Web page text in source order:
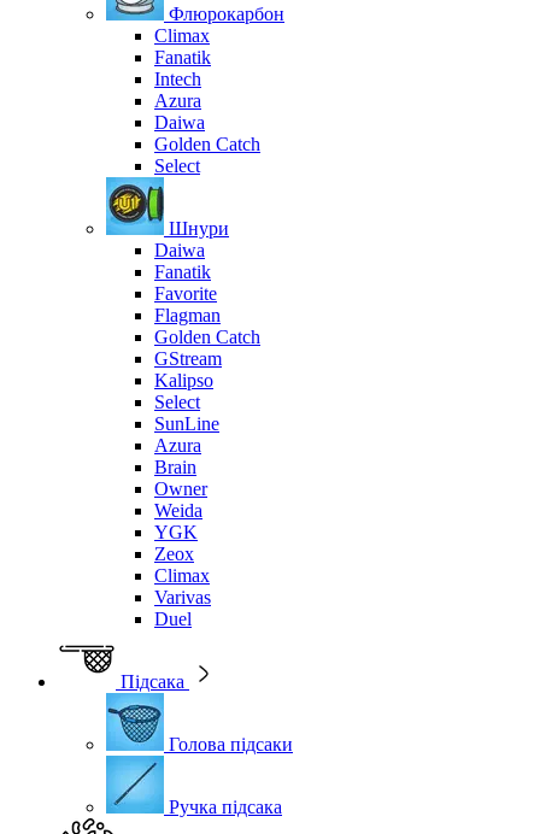
Флюрокарбон
Climax
Fanatik
Intech
Azura
Daiwa
Golden Catch
Select
Шнури
Daiwa
Fanatik
Favorite
Flagman
Golden Catch
GStream
Kalipso
Select
SunLine
Azura
Brain
Owner
Weida
YGK
Zeox
Climax
Varivas
Duel
Підсака
Голова підсаки
Ручка підсака